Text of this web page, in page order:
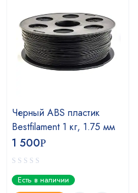
Черный ABS пластик
Bestfilament 1 кг, 1.75 мм
1 500Р
Есть в наличии